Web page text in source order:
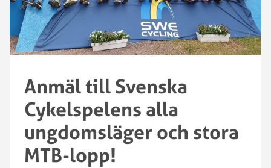
Anmäl till Svenska
Cykelspelens alla
ungdomsläger och stora
MTB-lopp!